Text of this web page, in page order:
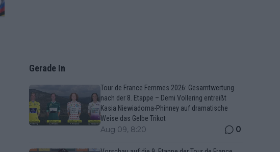
Gerade In
Tour de France Femmes 2026: Gesamtwertung
nach der 8. Etappe – Demi Vollering entreißt
Kasia Niewiadoma-Phinney auf dramatische
Weise das Gelbe Trikot
Aug 09, 8:20 0